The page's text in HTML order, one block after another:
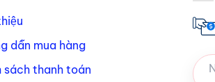
dẫn mua hàng
sách thanh toán